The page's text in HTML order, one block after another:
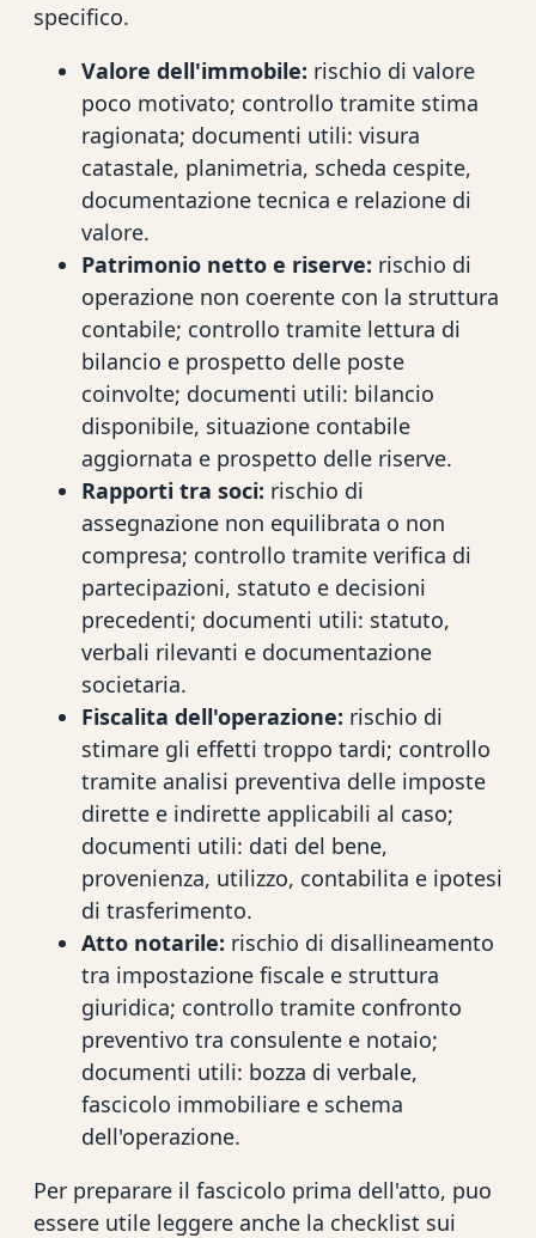
specifico.
Valore dell'immobile: rischio di valore
poco motivato; controllo tramite stima
ragionata; documenti utili: visura
catastale, planimetria, scheda cespite,
documentazione tecnica e relazione di
valore.
Patrimonio netto e riserve: rischio di
operazione non coerente con la struttura
contabile; controllo tramite lettura di
bilancio e prospetto delle poste
coinvolte; documenti utili: bilancio
disponibile, situazione contabile
aggiornata e prospetto delle riserve.
Rapporti tra soci: rischio di
assegnazione non equilibrata o non
compresa; controllo tramite verifica di
partecipazioni, statuto e decisioni
precedenti; documenti utili: statuto,
verbali rilevanti e documentazione
societaria.
Fiscalita dell'operazione: rischio di
stimare gli effetti troppo tardi; controllo
tramite analisi preventiva delle imposte
dirette e indirette applicabili al caso;
documenti utili: dati del bene,
provenienza, utilizzo, contabilita e ipotesi
di trasferimento.
Atto notarile: rischio di disallineamento
tra impostazione fiscale e struttura
giuridica; controllo tramite confronto
preventivo tra consulente e notaio;
documenti utili: bozza di verbale,
fascicolo immobiliare e schema
dell'operazione.
Per preparare il fascicolo prima dell'atto, puo
essere utile leggere anche la checklist sui